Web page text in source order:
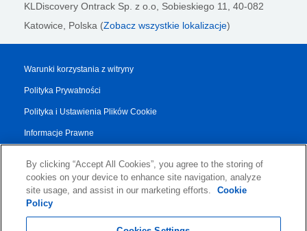
KLDiscovery Ontrack Sp. z o.o, Sobieskiego 11, 40-082
Katowice, Polska (Zobacz wszystkie lokalizacje)
Warunki korzystania z witryny
Polityka Prywatności
Polityka i Ustawienia Plików Cookie
Informacje Prawne
Regulamin Dotyczący Usług
Authorised Partner Agreement
By clicking “Accept All Cookies”, you agree to the storing of
cookies on your device to enhance site navigation, analyze
site usage, and assist in our marketing efforts.
Cookie
Policy